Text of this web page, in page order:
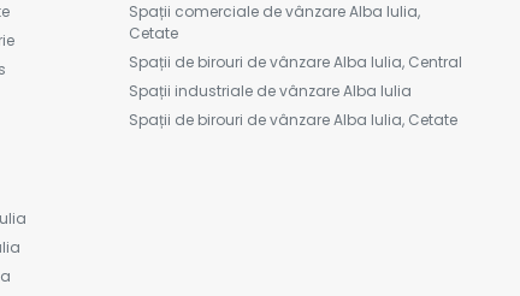
Spații comerciale de vânzare Alba Iulia,
Cetate
Spații de birouri de vânzare Alba Iulia, Central
Spații industriale de vânzare Alba Iulia
Spații de birouri de vânzare Alba Iulia, Cetate